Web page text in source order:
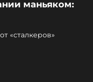
маньяком:
«сталкеров»